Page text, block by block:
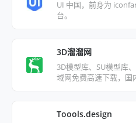
UI 中国，前身为
台。
3D溜溜网
3D模型库、SU模型库
域网免费高速下载，国
Toools.design